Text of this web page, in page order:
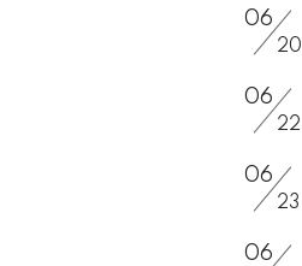
06
20
06
22
06
23
06